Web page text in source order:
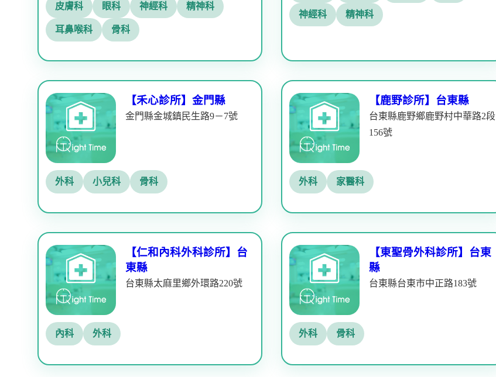
皮膚科 眼科 神經科 精神科
耳鼻喉科 骨科
神經科 精神科
【禾心診所】金門縣
金門縣金城鎮民生路9－7號
外科 小兒科 骨科
【鹿野診所】台東縣
台東縣鹿野鄉鹿野村中華路2段
156號
外科 家醫科
【仁和內科外科診所】台
東縣
台東縣太麻里鄉外環路220號
內科 外科
【東聖骨外科診所】台東
縣
台東縣台東市中正路183號
外科 骨科